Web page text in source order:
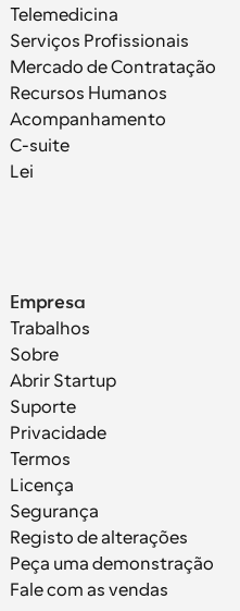
Telemedicina
Serviços Profissionais
Mercado de Contratação
Recursos Humanos
Acompanhamento
C-suite
Lei
Empresa
Trabalhos
Sobre
Abrir Startup
Suporte
Privacidade
Termos
Licença
Segurança
Registo de alterações
Peça uma demonstração
Fale com as vendas